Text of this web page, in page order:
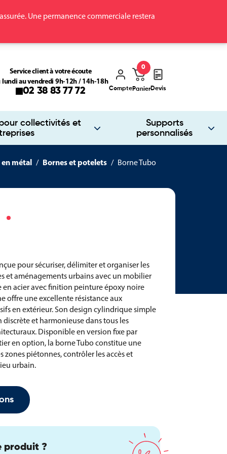
Une permanence commerciale restera
collectivités et
Supports
personnalisés
Service client à votre écoute
lundi au vendredi 9h-12h / 14h-18h
02 38 83 77 72 ComptePanier
0
Devis
métal Bornes et potelets Borne Tubo
pour sécuriser, délimiter et organiser les
et aménagements urbains avec un mobilier
en acier avec finition peinture époxy noire
offre une excellente résistance aux
en extérieur. Son design cylindrique simple
et harmonieuse dans tous les
Disponible en version fixe par
en option, la borne Tubo constitue une
piétonnes, contrôler les accès et
urbain.
produit ?